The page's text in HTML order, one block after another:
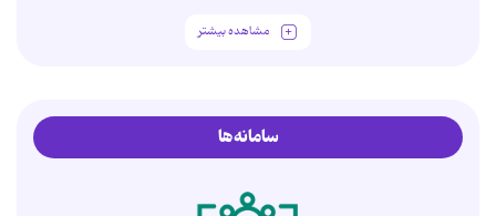
مشاهده بیشتر
سامانه‌ها